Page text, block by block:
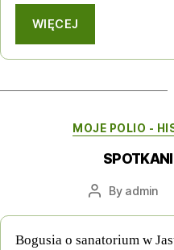
WIĘCEJ
MOJE POLIO -
Post
By admin
Bogusia o sanatorium w